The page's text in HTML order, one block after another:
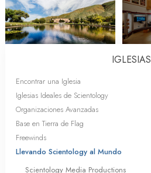
IGLESIAS
Encontrar una Iglesia
Iglesias Ideales de Scientology
Organizaciones Avanzadas
Base en Tierra de Flag
Freewinds
Llevando Scientology al Mundo
Scientology Media Productions